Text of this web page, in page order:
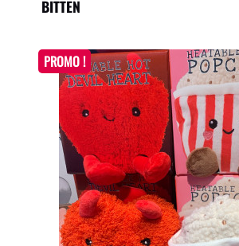
BITTEN
PROMO !